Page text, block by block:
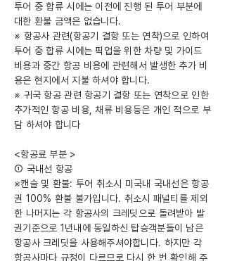
투어 중 합류 시에는 이전에 진행 된 투어 부분에
대한 환불 금액은 없습니다.
※ 항공사 관련(항공기 결항 또는 연착)으로 인하여
투어 중 합류 시에는 픽업을 위한 차량 및 가이드
비용과 중간 항공 비용에 관련해서 발생한 추가 비
용은 현지에서 지불 하셔야 합니다.
※ 귀국 항공 관련 항공기 결항 또는 연착으로 인한
추가적인 항공 비용, 채류 비용등은 개인 적으로 부
담 하셔야 합니다
<항공료 부분 >
① 국내선 항공
※캔슬 및 환불: 투어 취소시 미국내 국내선은 항공
권 100% 환불 불가입니다. 취소시 패널티를 제외
한 나머지는 각 항공사의 크레딧으로 돌려받아 발
권기준으로 1년내에 동일하신 탑승객분들이 남은
항공사 크레딧을 사용해주셔야합니다. 하지만 각
항공사마다 규정이 다르므로 다시 한 번 확인해 주